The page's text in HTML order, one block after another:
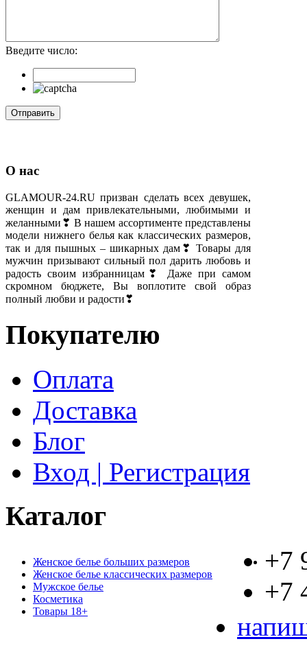
Введите число:
О нас
GLAMOUR-24.RU призван сделать всех девушек,
женщин и дам привлекательными, любимыми и
желанными❣ В нашем ассортименте представлены
модели нижнего белья как классических размеров,
так и для пышных – шикарных дам❣ Товары для
мужчин призывают сильный пол дарить любовь и
радость своим избранницам❣ Даже при самом
скромном бюджете, Вы воплотите свой образ
полный любви и радости❣
Покупателю
Оплата
Доставка
Блог
Вход | Регистрация
Каталог
Женское белье больших размеров
Женское белье классических размеров
Мужское белье
Косметика
Товары 18+
+7
+7